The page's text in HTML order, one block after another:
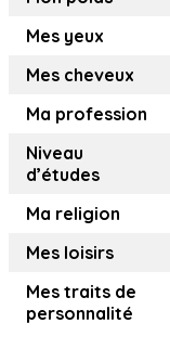
Mes yeux
Mes cheveux
Ma profession
Niveau
d’études
Ma religion
Mes loisirs
Mes traits de
personnalité